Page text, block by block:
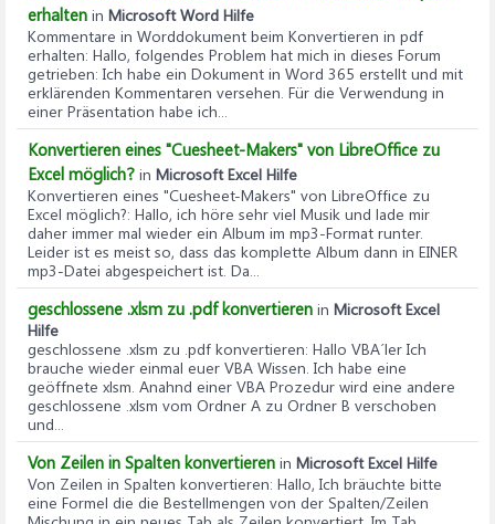
erhalten in Microsoft Word Hilfe
Kommentare in Worddokument beim Konvertieren in pdf
erhalten: Hallo, folgendes Problem hat mich in dieses Forum
getrieben: Ich habe ein Dokument in Word 365 erstellt und mit
erklärenden Kommentaren versehen. Für die Verwendung in
einer Präsentation habe ich...
Konvertieren eines "Cuesheet-Makers" von LibreOffice zu
Excel möglich? in Microsoft Excel Hilfe
Konvertieren eines "Cuesheet-Makers" von LibreOffice zu
Excel möglich?: Hallo, ich höre sehr viel Musik und lade mir
daher immer mal wieder ein Album im mp3-Format runter.
Leider ist es meist so, dass das komplette Album dann in EINER
mp3-Datei abgespeichert ist. Da...
geschlossene .xlsm zu .pdf konvertieren in Microsoft Excel
Hilfe
geschlossene .xlsm zu .pdf konvertieren: Hallo VBA´ler Ich
brauche wieder einmal euer VBA Wissen. Ich habe eine
geöffnete xlsm. Anahnd einer VBA Prozedur wird eine andere
geschlossene .xlsm vom Ordner A zu Ordner B verschoben
und...
Von Zeilen in Spalten konvertieren in Microsoft Excel Hilfe
Von Zeilen in Spalten konvertieren: Hallo, Ich bräuchte bitte
eine Formel die die Bestellmengen von der Spalten/Zeilen